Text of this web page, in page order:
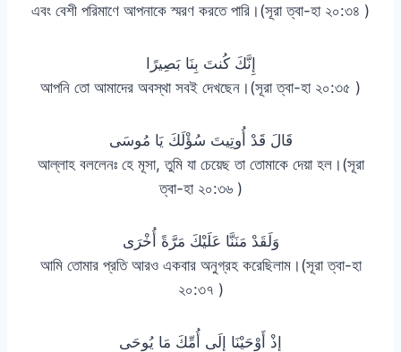
এবং বেশী পরিমাণে আপনাকে স্মরণ করতে পারি।(সূরা ত্বা-হা ২০:৩৪ )
إِنَّكَ كُنتَ بِنَا بَصِيرًا
আপনি তো আমাদের অবস্থা সবই দেখছেন।(সূরা ত্বা-হা ২০:৩৫ )
قَالَ قَدْ أُوتِيتَ سُؤْلَكَ يَا مُوسَى
আল্লাহ বললেনঃ হে মূসা, তুমি যা চেয়েছ তা তোমাকে দেয়া হল।(সূরা
ত্বা-হা ২০:৩৬ )
وَلَقَدْ مَنَنَّا عَلَيْكَ مَرَّةً أُخْرَى
আমি তোমার প্রতি আরও একবার অনুগ্রহ করেছিলাম।(সূরা ত্বা-হা
২০:৩৭ )
إِذْ أَوْحَيْنَا إِلَى أُمِّكَ مَا يُوحَى